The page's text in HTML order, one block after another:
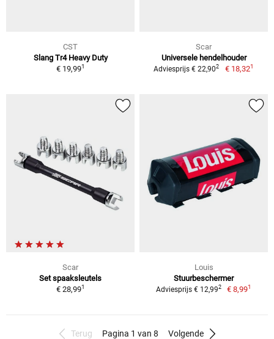
CST
Slang Tr4 Heavy Duty
€ 19,991
Scar
Universele hendelhouder
Adviesprijs € 22,902 € 18,321
Scar
Set spaaksleutels
€ 28,991
Louis
Stuurbeschermer
Adviesprijs € 12,992 € 8,991
Terug Pagina 1 van 8 Volgende